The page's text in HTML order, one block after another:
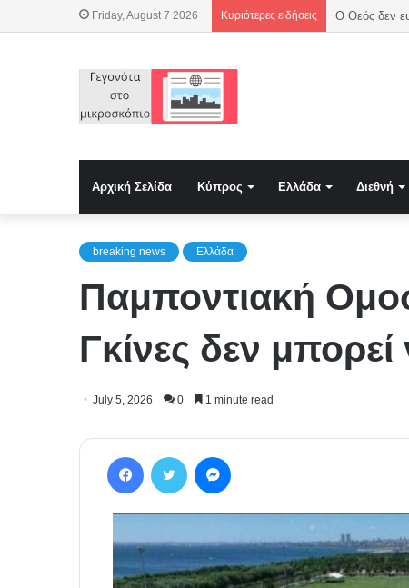
Friday, August 7 2026 Κυριότερες ειδήσεις
Αρχική Σελίδα Κύπρος Ελλάδα Διεθνή
breaking news Ελλάδα
Παμποντιακή
Γκίνες δεν
July 5, 2026 0 1 minute read